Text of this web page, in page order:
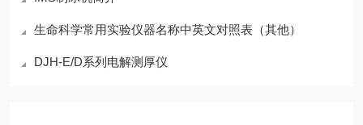
生命科学常用实验仪器名称中英文对照表（其他）
DJH-E/D系列电解测厚仪